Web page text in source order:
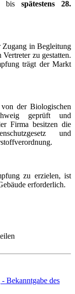
bis spätestens 28.
Zugang in Begleitung
Vertreter zu gestatten.
trägt der Markt
der Biologischen
geprüft und
Firma besitzen die
und
zu erzielen, ist
erforderlich.
Bekanntgabe des